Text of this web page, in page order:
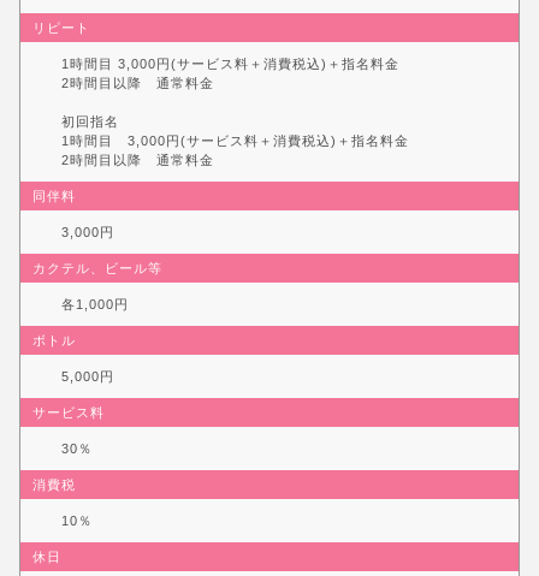
リピート
1時間目 3,000円(サービス料＋消費税込)＋指名料金
2時間目以降 通常料金
初回指名
1時間目 3,000円(サービス料＋消費税込)＋指名料金
2時間目以降 通常料金
同伴料
3,000円
カクテル、ビール等
各1,000円
ボトル
5,000円
サービス料
30％
消費税
10％
休日